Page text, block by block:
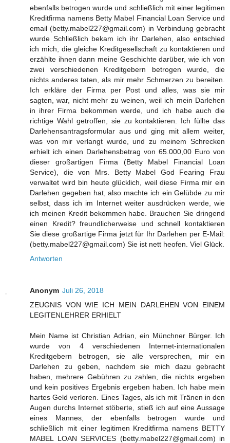
ebenfalls betrogen wurde und schließlich mit einer legitimen
Kreditfirma namens Betty Mabel Financial Loan Service und
email (betty.mabel227@gmail.com) in Verbindung gebracht
wurde Schließlich bekam ich ihr Darlehen, also entschied
ich mich, die gleiche Kreditgesellschaft zu kontaktieren und
erzählte ihnen dann meine Geschichte darüber, wie ich von
zwei verschiedenen Kreditgebern betrogen wurde, die
nichts anderes taten, als mir mehr Schmerzen zu bereiten.
Ich erkläre der Firma per Post und alles, was sie mir
sagten, war, nicht mehr zu weinen, weil ich mein Darlehen
in ihrer Firma bekommen werde, und ich habe auch die
richtige Wahl getroffen, sie zu kontaktieren. Ich füllte das
Darlehensantragsformular aus und ging mit allem weiter,
was von mir verlangt wurde, und zu meinem Schrecken
erhielt ich einen Darlehensbetrag von 65.000,00 Euro von
dieser großartigen Firma (Betty Mabel Financial Loan
Service), die von Mrs. Betty Mabel God Fearing Frau
verwaltet wird bin heute glücklich, weil diese Firma mir ein
Darlehen gegeben hat, also machte ich ein Gelübde zu mir
selbst, dass ich im Internet weiter ausdrücken werde, wie
ich meinen Kredit bekommen habe. Brauchen Sie dringend
einen Kredit? freundlicherweise und schnell kontaktieren
Sie diese großartige Firma jetzt für Ihr Darlehen per E-Mail:
(betty.mabel227@gmail.com) Sie ist nett heofen. Viel Glück.
Antworten
Anonym Juli 26, 2018
ZEUGNIS VON WIE ICH MEIN DARLEHEN VON EINEM
LEGITENLEHRER ERHIELT
Mein Name ist Christian Adrian, ein Münchner Bürger. Ich
wurde von 4 verschiedenen Internet-internationalen
Kreditgebern betrogen, sie alle versprechen, mir ein
Darlehen zu geben, nachdem sie mich dazu gebracht
haben, mehrere Gebühren zu zahlen, die nichts ergeben
und kein positives Ergebnis ergeben haben. Ich habe mein
hartes Geld verloren. Eines Tages, als ich mit Tränen in den
Augen durchs Internet stöberte, stieß ich auf eine Aussage
eines Mannes, der ebenfalls betrogen wurde und
schließlich mit einer legitimen Kreditfirma namens BETTY
MABEL LOAN SERVICES (betty.mabel227@gmail.com) in